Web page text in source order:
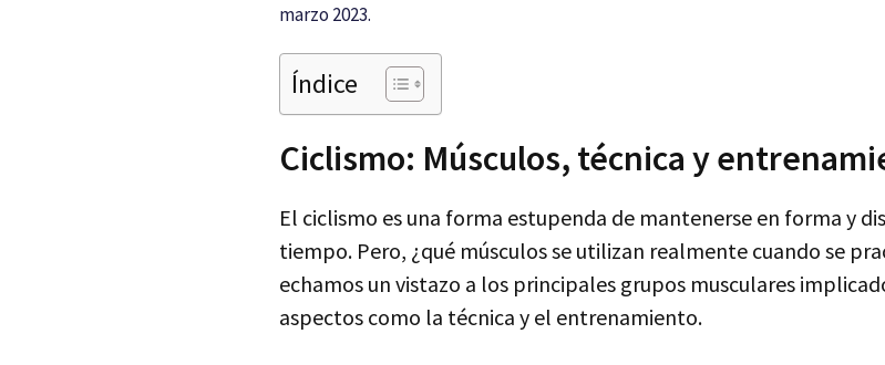
marzo 2023.
Índice
Ciclismo: Músculos, técnica y
El ciclismo es una forma estupenda de mantenerse en forma y
tiempo. Pero, ¿qué músculos se utilizan realmente cuando se
echamos un vistazo a los principales grupos musculares
aspectos como la técnica y el entrenamiento.